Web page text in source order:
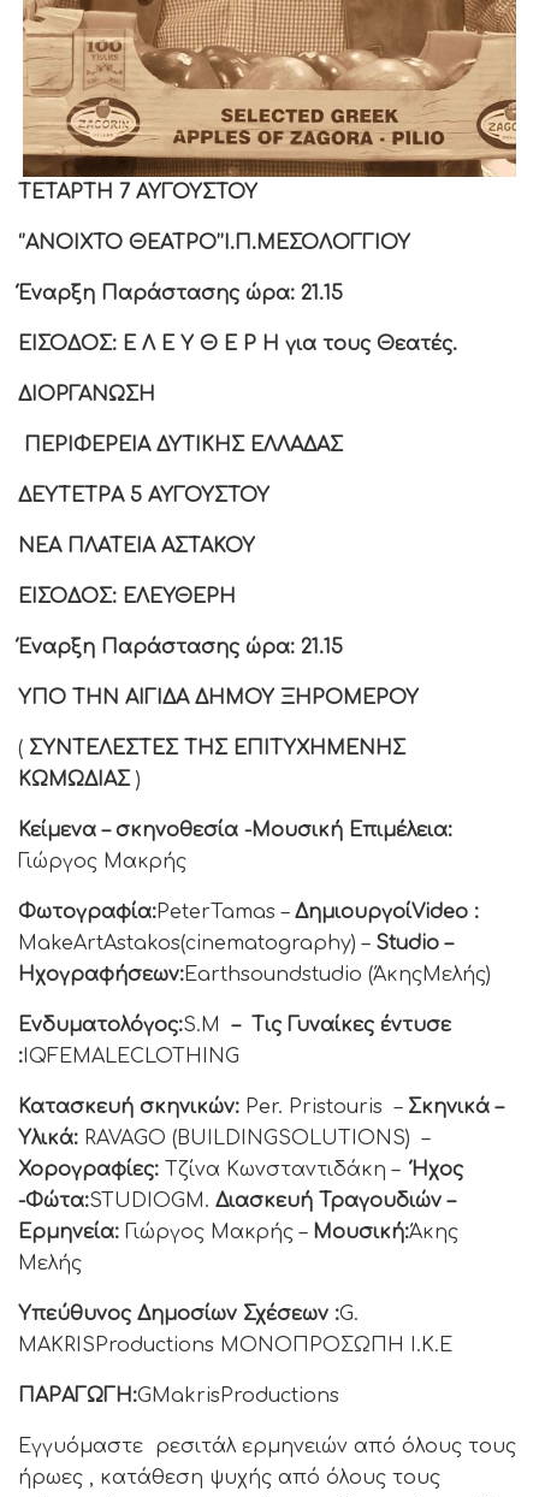
ΤΕΤΑΡΤΗ 7 ΑΥΓΟΥΣΤΟΥ
‘’ΑΝΟΙΧΤΟ ΘΕΑΤΡΟ’’Ι.Π.ΜΕΣΟΛΟΓΓΙΟΥ
Έναρξη Παράστασης ώρα: 21.15
ΕΙΣΟΔΟΣ: Ε Λ Ε Υ Θ Ε Ρ Η για τους Θεατές.
ΔΙΟΡΓΑΝΩΣΗ
ΠΕΡΙΦΕΡΕΙΑ ΔΥΤΙΚΗΣ ΕΛΛΑΔΑΣ
ΔΕΥΤΕΤΡΑ 5 ΑΥΓΟΥΣΤΟΥ
ΝΕΑ ΠΛΑΤΕΙΑ ΑΣΤΑΚΟΥ
ΕΙΣΟΔΟΣ: ΕΛΕΥΘΕΡΗ
Έναρξη Παράστασης ώρα: 21.15
ΥΠΟ ΤΗΝ ΑΙΓΙΔΑ ΔΗΜΟΥ ΞΗΡΟΜΕΡΟΥ
( ΣΥΝΤΕΛΕΣΤΕΣ ΤΗΣ ΕΠΙΤΥΧΗΜΕΝΗΣ
ΚΩΜΩΔΙΑΣ )
Κείμενα – σκηνοθεσία -Μουσική Επιμέλεια:
Γιώργος Μακρής
Φωτογραφία:PeterTamas – ΔημιουργοίVideo :
MakeArtAstakos(cinematography) – Studio –
Ηχογραφήσεων:Earthsoundstudio (ΆκηςΜελής)
Ενδυματολόγος:S.M
– Τις Γυναίκες έντυσε
:IQFEMALECLOTHING
Κατασκευή σκηνικών: Per. Pristouris – Σκηνικά –
Yλικά: RAVAGO (BUILDINGSOLUTIONS) –
Χορογραφίες: Τζίνα Κωνσταντιδάκη –Ήχος
-Φώτα:STUDIOGM. Διασκευή Τραγουδιών –
Ερμηνεία: Γιώργος Μακρής – Μουσική:Άκης
Μελής
Υπεύθυνος Δημοσίων Σχέσεων :G.
MAKRISProductions ΜΟΝΟΠΡΟΣΩΠΗ Ι.Κ.Ε
ΠΑΡΑΓΩΓΗ:GMakrisProductions
Εγγυόμαστε ρεσιτάλ ερμηνειών από όλους τους
ήρωες , κατάθεση ψυχής από όλους τους